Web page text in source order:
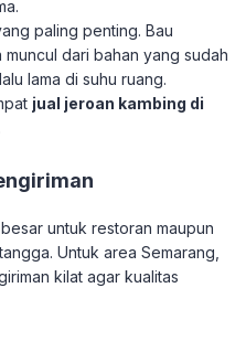
paling penting. Bau
dari bahan yang sudah
lama di suhu ruang.
jual jeroan kambing di
untuk restoran maupun
Untuk area Semarang,
kilat agar kualitas